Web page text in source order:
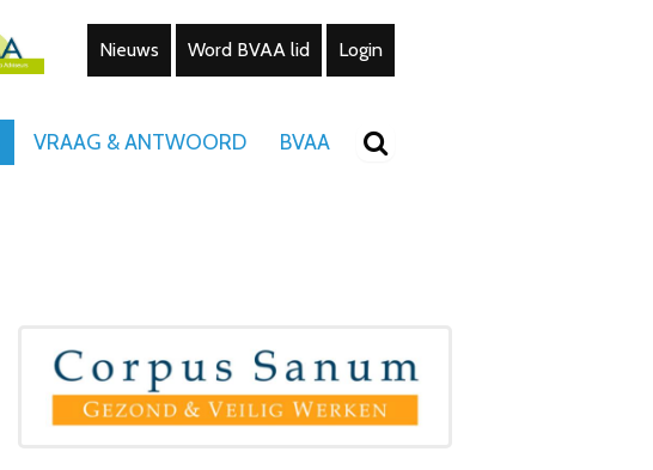
Nieuws Word BVAA lid Login
VRAAG & ANTWOORD BVAA